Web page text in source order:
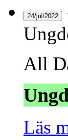
24/jul/2022
All
Läs